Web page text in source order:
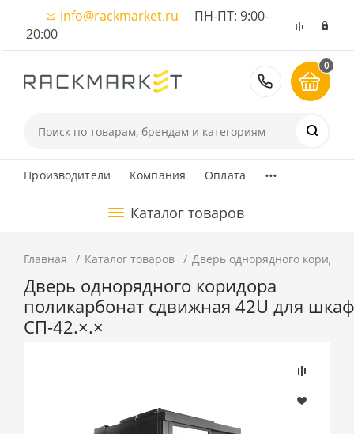
info@rackmarket.ru ПН-ПТ: 9:00-
20:00
8 (495)
0
Производители Компания Оплата ...
Каталог товаров
Главная Каталог товаров Дверь однорядного
Дверь однорядного коридора
поликарбонат сдвижная 42U для
СП-42.×.×